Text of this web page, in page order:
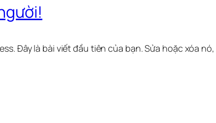
Đây là bài viết đầu tiên của bạn. Sửa hoặc xóa